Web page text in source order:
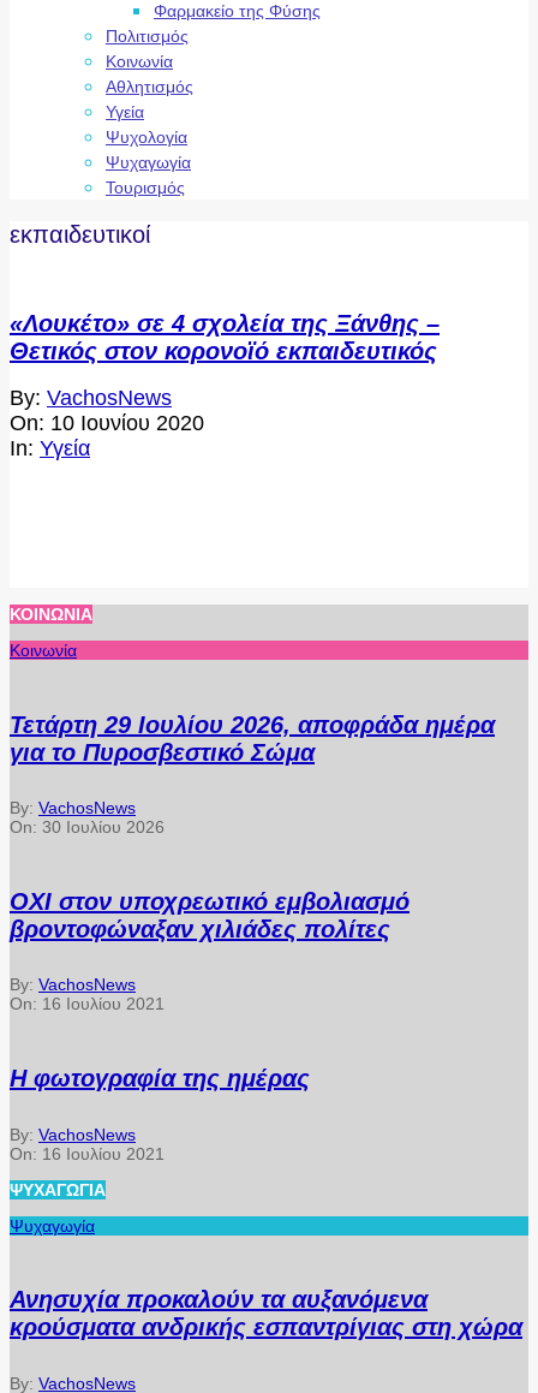
Φαρμακείο της Φύσης
Πολιτισμός
Κοινωνία
Αθλητισμός
Υγεία
Ψυχολογία
Ψυχαγωγία
Τουρισμός
εκπαιδευτικοί
«Λουκέτο» σε 4 σχολεία της Ξάνθης –
Θετικός στον κορονοϊό εκπαιδευτικός
2020-
06-
10
By: VachosNews
On: 10 Ιουνίου 2020
In: Υγεία
ΚΟΙΝΩΝΊΑ
Κοινωνία
Τετάρτη 29 Ιουλίου 2026, αποφράδα ημέρα
για το Πυροσβεστικό Σώμα
By: VachosNews
On: 30 Ιουλίου 2026
ΟΧΙ στον υποχρεωτικό εμβολιασμό
βροντοφώναξαν χιλιάδες πολίτες
By: VachosNews
On: 16 Ιουλίου 2021
Η φωτογραφία της ημέρας
By: VachosNews
On: 16 Ιουλίου 2021
ΨΥΧΑΓΩΓΊΑ
Ψυχαγωγία
Ανησυχία προκαλούν τα αυξανόμενα
κρούσματα ανδρικής εσπαντρίγιας στη χώρα
By: VachosNews